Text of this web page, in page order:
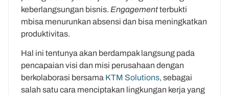
keberlangsungan bisnis. Engagementterbukti
mbisa menurunkan absensi dan bisa meningkatkan
produktivitas.
Hal ini tentunya akan berdampak langsung pada
pencapaian visi dan misi perusahaan dengan
berkolaborasi bersama KTM Solutions, sebagai
salah satu cara menciptakan lingkungan kerja yang